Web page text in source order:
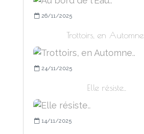
26/11/2025
Trottoirs, en Automne..
24/11/2025
Elle résiste..
14/11/2025